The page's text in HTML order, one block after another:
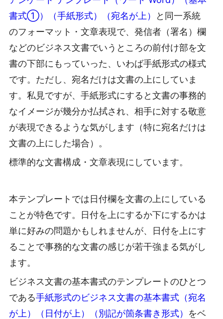
書式①）（手紙形式）（宛名が上）
と同一系統
のフォーマット・文章表現で、発信者（署名）欄
などのビジネス文書でいうところの前付け部を文
書の下部にもっていった、いわば手紙形式の様式
です。ただし、宛名だけは文書の上にしていま
す。私見ですが、手紙形式にすると文書の事務的
なイメージが幾分か払拭され、相手に対する敬意
が表現できるような気がします（特に宛名だけは
文書の上にした場合）。
標準的な文書構成・文章表現にしています。
本テンプレートでは日付欄を文書の上にしている
ことが特色です。日付を上にするか下にするかは
単に好みの問題かもしれませんが、日付を上にす
ることで事務的な文書の感じが若干強まる気がし
ます。
ビジネス文書の基本書式のテンプレートのひとつ
である手紙形式のビジネス文書の基本書式（宛名
が上）（日付が上）（別記が箇条書き形式） をベ